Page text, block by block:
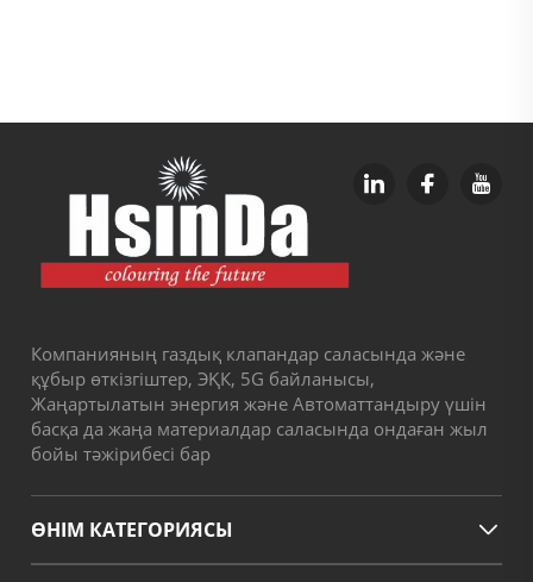
Компанияның газдық клапандар саласында және
құбыр өткізгіштер, ЭҚК, 5G байланысы,
Жаңартылатын энергия және Автоматтандыру үшін
басқа да жаңа материалдар саласында ондаған жыл
бойы тәжірибесі бар
ӨНІМ КАТЕГОРИЯСЫ